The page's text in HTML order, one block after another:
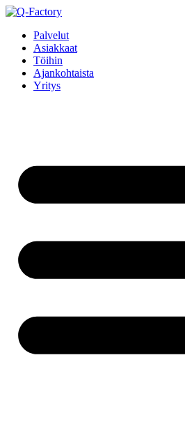
Mene
Palvelut
Asiakkaat
Töihin
Ajankohtaista
Yritys